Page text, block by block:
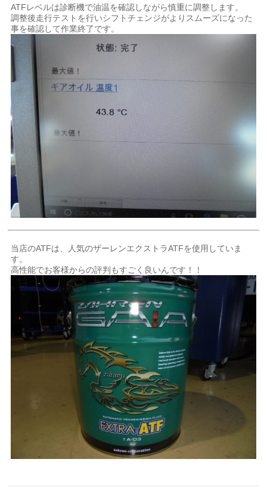
ATFレベルは診断機で油温を確認しながら慎重に調整します。
調整後走行テストを行いシフトチェンジがよりスムーズになった
事を確認して作業終了です。
当店のATFは、人気のザーレンエクストラATFを使用していま
す。
高性能でお客様からの評判もすごく良いんです！！